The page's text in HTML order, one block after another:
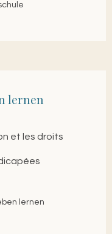
lernen
et les droits
lernen